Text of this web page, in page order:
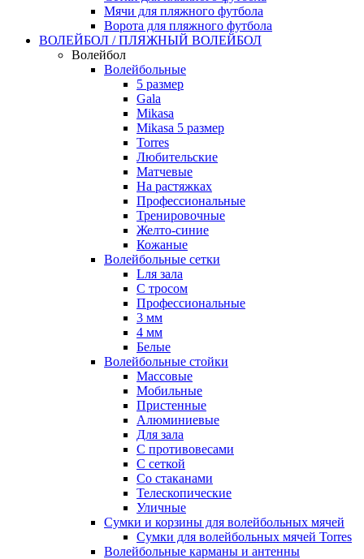
Мячи для пляжного футбола
Ворота для пляжного футбола
ВОЛЕЙБОЛ / ПЛЯЖНЫЙ ВОЛЕЙБОЛ
Волейбол
Волейбольные
5 размер
Gala
Mikasa
Mikasa 5 размер
Torres
Любительские
Матчевые
На растяжках
Профессиональные
Тренировочные
Желто-синие
Кожаные
Волейбольные сетки
Lля зала
C тросом
Профессиональные
3 мм
4 мм
Белые
Волейбольные стойки
Массовые
Мобильные
Пристенные
Алюминиевые
Для зала
С противовесами
С сеткой
Со стаканами
Телескопические
Уличные
Сумки и корзины для волейбольных мячей
Сумки для волейбольных мячей Torres
Волейбольные карманы и антенны